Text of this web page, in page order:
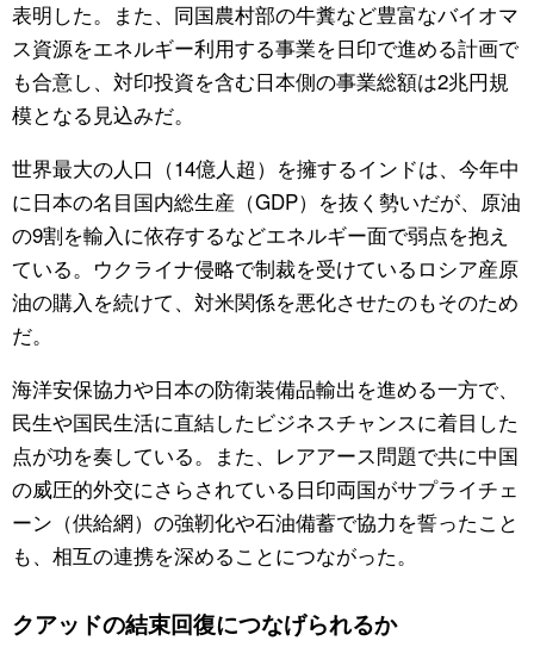
表明した。また、同国農村部の牛糞など豊富なバイオマ
ス資源をエネルギー利用する事業を日印で進める計画で
も合意し、対印投資を含む日本側の事業総額は2兆円規
模となる見込みだ。
世界最大の人口（14億人超）を擁するインドは、今年中
に日本の名目国内総生産（GDP）を抜く勢いだが、原油
の9割を輸入に依存するなどエネルギー面で弱点を抱え
ている。ウクライナ侵略で制裁を受けているロシア産原
油の購入を続けて、対米関係を悪化させたのもそのため
だ。
海洋安保協力や日本の防衛装備品輸出を進める一方で、
民生や国民生活に直結したビジネスチャンスに着目した
点が功を奏している。また、レアアース問題で共に中国
の威圧的外交にさらされている日印両国がサプライチェ
ーン（供給網）の強靭化や石油備蓄で協力を誓ったこと
も、相互の連携を深めることにつながった。
クアッドの結束回復につなげられるか